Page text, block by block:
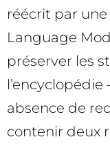
réécrit par
Language
préserver les
absence de
contenir deux